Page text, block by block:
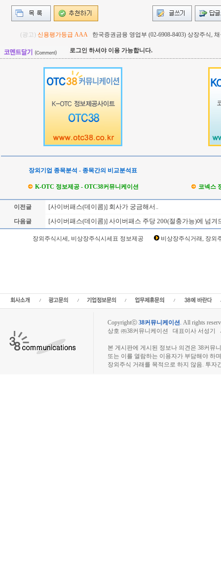
(광고) 신용평가등급 AAA 한국증권금융 영업부 (02-6908-8403) 상장주식,
로그인 하셔야 이용 가능합니다.
장외기업 종목분석 - 종목간의 비교분석표
K-OTC 정보제공 - OTC38커뮤니케이션 코넥스
이전글 [사이버패스(데이콤)] 회사가 궁금해서..
다음글 [사이버패스(데이콤)] 사이버패스 주당 200(절충가능)에 넘겨
장외주식시세, 비상장주식시세표 정보제공
비상장주식거래, 장외
Copyrightⓒ 38커뮤니케이션. All rights
상호 ㈜38커뮤니케이션 대표이사 서성기
본 게시판에 게시된 정보나 의견은 38커뮤
또는 이를 열람하는 이용자가 부담해야 하
장외주식 거래를 목적으로 하지 않음. 투